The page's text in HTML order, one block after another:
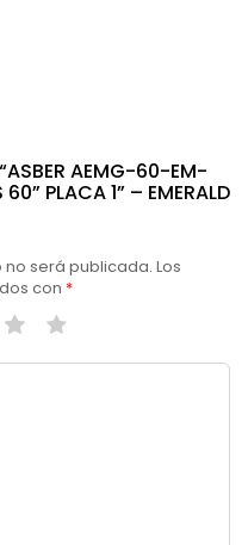
“ASBER AEMG-60-EM-
PLACA 1” – EMERALD
será publicada. Los
con *